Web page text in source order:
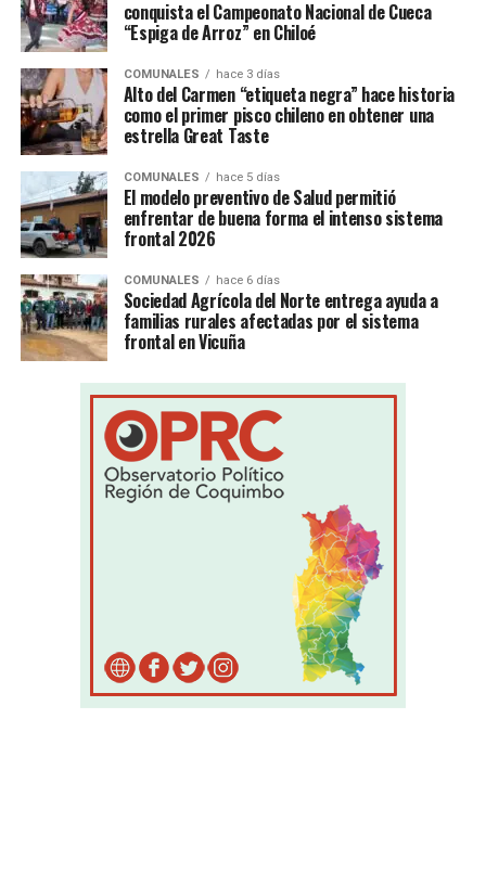
conquista el Campeonato Nacional de Cueca
“Espiga de Arroz” en Chiloé
COMUNALES hace 3 días
Alto del Carmen “etiqueta negra” hace historia
como el primer pisco chileno en obtener una
estrella Great Taste
COMUNALES hace 5 días
El modelo preventivo de Salud permitió
enfrentar de buena forma el intenso sistema
frontal 2026
COMUNALES hace 6 días
Sociedad Agrícola del Norte entrega ayuda a
familias rurales afectadas por el sistema
frontal en Vicuña